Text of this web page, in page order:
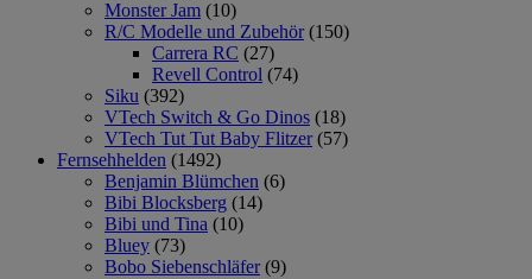
Monster Jam (10)
R/C Modelle und Zubehör (150)
Carrera RC (27)
Revell Control (74)
Siku (392)
VTech Switch & Go Dinos (18)
VTech Tut Tut Baby Flitzer (57)
Fernsehhelden (1492)
Benjamin Blümchen (6)
Bibi Blocksberg (14)
Bibi und Tina (10)
Bluey (73)
Bobo Siebenschläfer (9)